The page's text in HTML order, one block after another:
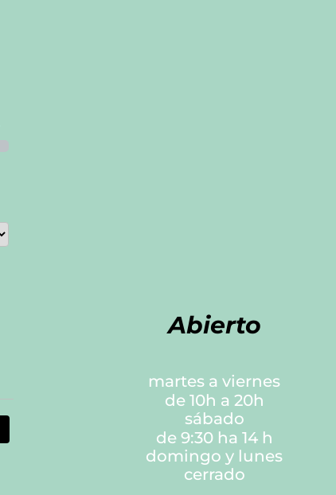
Abierto
martes a viernes
de 10h a 20h
sábado
de 9:30 ha 14 h
domingo y lunes
cerrado